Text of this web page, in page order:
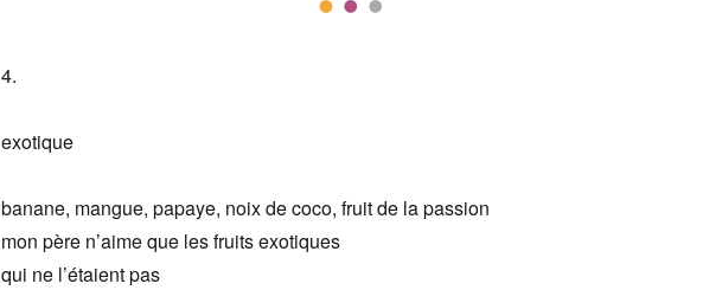
4.
exotique
banane, mangue, papaye, noix de coco, fruit de la passion
mon père n’aime que les fruits exotiques
qui ne l’étaient pas